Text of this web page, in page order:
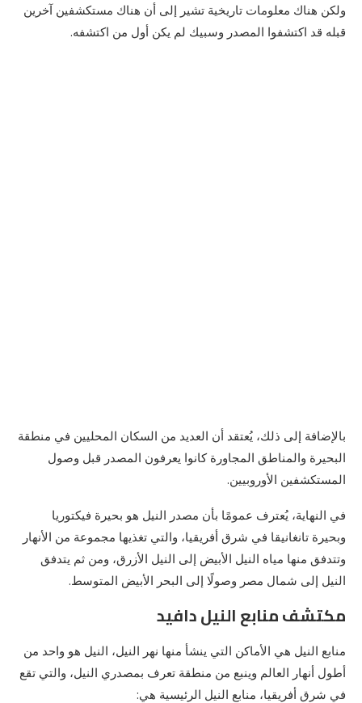
ولكن هناك معلومات تاريخية تشير إلى أن هناك مستكشفين آخرين
قبله قد اكتشفوا المصدر وسبيك لم يكن أول من اكتشفه.
بالإضافة إلى ذلك، يُعتقد أن العديد من السكان المحليين في منطقة
البحيرة والمناطق المجاورة كانوا يعرفون المصدر قبل وصول
المستكشفين الأوروبيين.
في النهاية، يُعترف عمومًا بأن مصدر النيل هو بحيرة فيكتوريا
وبحيرة تانغانيقا في شرق أفريقيا، والتي تغذيها مجموعة من الأنهار
وتتدفق منها مياه النيل الأبيض إلى النيل الأزرق، ومن ثم يتدفق
النيل إلى شمال مصر وصولًا إلى البحر الأبيض المتوسط.
مكتشف منابع النيل دافيد
منابع النيل هي الأماكن التي ينشأ منها نهر النيل، النيل هو واحد من
أطول أنهار العالم وينبع من منطقة تعرف بمصدري النيل، والتي تقع
في شرق أفريقيا، منابع النيل الرئيسية هي: